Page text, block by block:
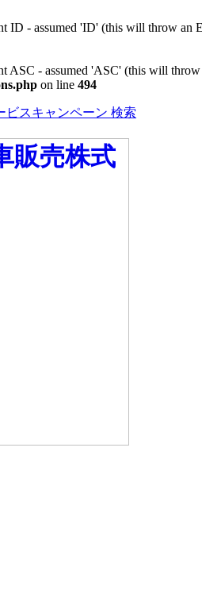
ID - assumed 'ID' (this will throw an
ASC - assumed 'ASC' (this will
on line 494
ビスキャンペーン 検索